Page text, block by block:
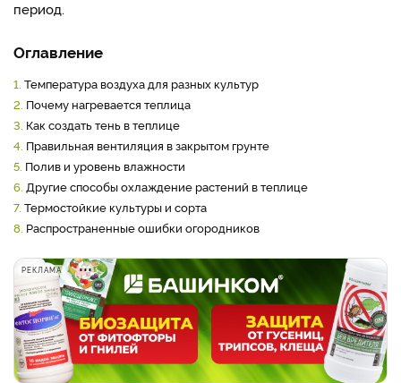
период.
Оглавление
1. Температура воздуха для разных культур
2. Почему нагревается теплица
3. Как создать тень в теплице
4. Правильная вентиляция в закрытом грунте
5. Полив и уровень влажности
6. Другие способы охлаждение растений в теплице
7. Термостойкие культуры и сорта
8. Распространенные ошибки огородников
РЕКЛАМА